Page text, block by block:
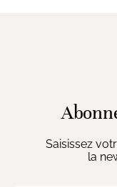
Saisissez
la